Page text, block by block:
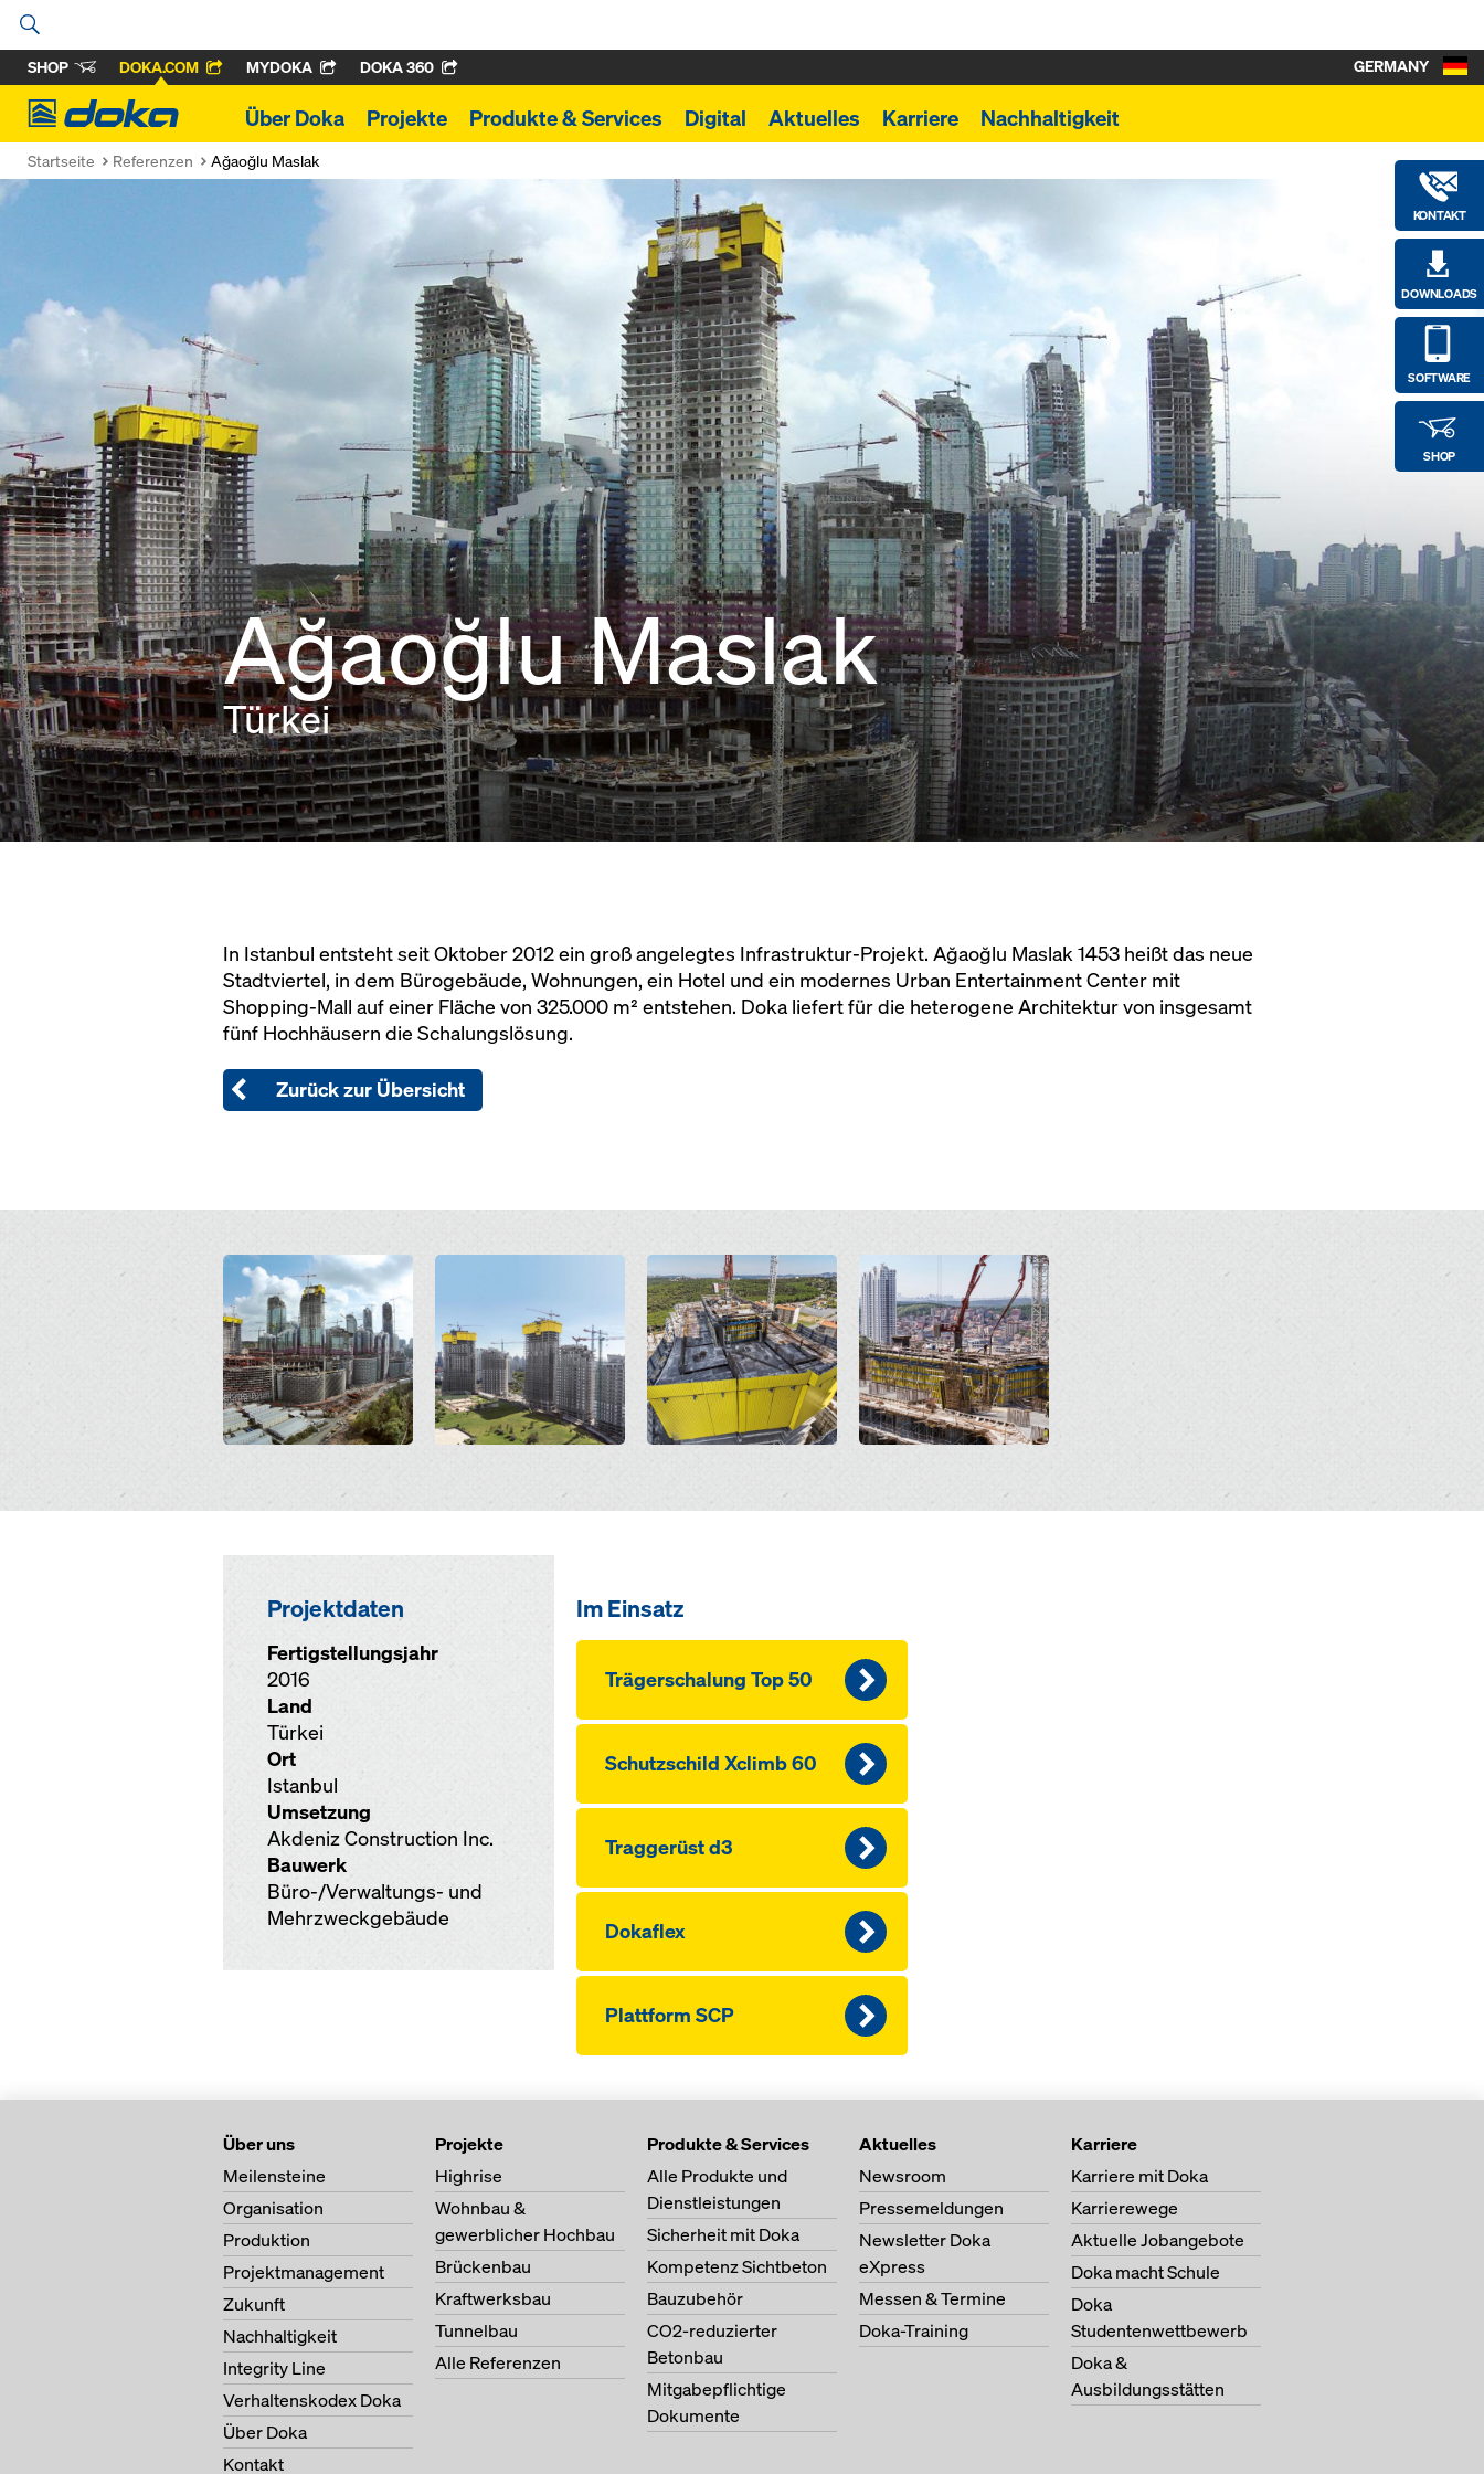
SHOP DOKA.COM MYDOKA DOKA 360
Doka
Über Doka Projekte Produkte & Services Digital Aktuelles Karriere Nachhaltigkeit
KONTAKT
DOWNLOADS
SOFTWARE
SHOP
GERMANY
Startseite Referenzen Ağaoğlu Maslak
Ağaoğlu Maslak
Türkei
In Istanbul entsteht seit Oktober 2012 ein groß angelegtes Infrastruktur-Projekt. Ağaoğlu Maslak 1453 heißt das neue
Stadtviertel, in dem Bürogebäude, Wohnungen, ein Hotel und ein modernes Urban Entertainment Center mit
Shopping-Mall auf einer Fläche von 325.000 m² entstehen. Doka liefert für die heterogene Architektur von insgesamt
fünf Hochhäusern die Schalungslösung.
Zurück zur Übersicht
Open Open Open Open
Projektdaten
Fertigstellungsjahr
2016
Land
Türkei
Ort
Istanbul
Umsetzung
Akdeniz Construction Inc.
Bauwerk
Büro-/Verwaltungs- und
Mehrzweckgebäude
Im Einsatz
Träger­schalung Top 50
Schutzschild Xclimb 60
Traggerüst d3
Dokaflex
Plattform SCP
Über uns
Meilensteine
Organisation
Produktion
Projektmanagement
Zukunft
Nachhaltigkeit
Integrity Line
Verhaltenskodex Doka
Über Doka
Kontakt
Projekte
Highrise
Wohnbau &
gewerblicher Hochbau
Brückenbau
Kraftwerksbau
Tunnelbau
Alle Referenzen
Produkte & Services
Alle Produkte und
Dienstleistungen
Sicherheit mit Doka
Kompetenz Sichtbeton
Bauzubehör
CO2-reduzierter
Betonbau
Mitgabepflichtige
Dokumente
Aktuelles
Newsroom
Pressemeldungen
Newsletter Doka
eXpress
Messen & Termine
Doka-Training
Karriere
Karriere mit Doka
Karrierewege
Aktuelle Jobangebote
Doka macht Schule
Doka
Studentenwettbewerb
Doka &
Ausbildungsstätten